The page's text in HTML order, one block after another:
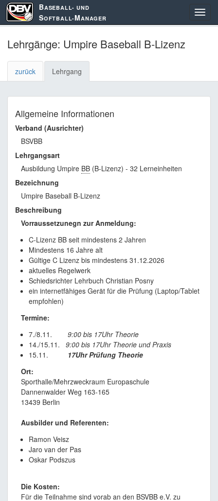
BASEBALL- UND
SOFTBALL-MANAGER
Lehrgänge: Umpire Baseball B-Lizenz
zurück Lehrgang
Allgemeine Informationen
Verband (Ausrichter)
BSVBB
Lehrgangsart
Ausbildung Umpire BB (B-Lizenz) - 32 Lerneinheiten
Bezeichnung
Umpire Baseball B-Lizenz
Beschreibung
Vorraussetzunegn zur Anmeldung:
C-Lizenz BB seit mindestens 2 Jahren
Mindestens 16 Jahre alt
Gültige C Lizenz bis mindestens 31.12.2026
aktuelles Regelwerk
Schiedsrichter Lehrbuch Christian Posny
ein internetfähiges Gerät für die Prüfung (Laptop/Tablet
empfohlen)
Termine:
7./8.11. 9:00 bis 17Uhr Theorie
14./15.11. 9:00 bis 17Uhr Theorie und Praxis
15.11. 17Uhr Prüfung Theorie
Ort:
Sporthalle/Mehrzweckraum Europaschule
Dannenwalder Weg 163-165
13439 Berlin
Ausbilder und Referenten:
Ramon Veisz
Jaro van der Pas
Oskar Podszus
Die Kosten:
Für die Teilnahme sind vorab an den BSVBB e.V. zu